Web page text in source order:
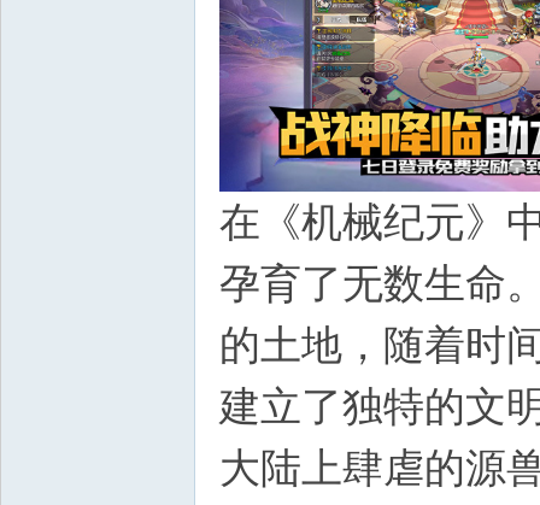
在《机械纪元》
孕育了无数生命
的土地，随着时
建立了独特的文
大陆上肆虐的源